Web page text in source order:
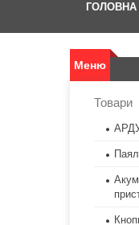
ГОЛОВНА
Товари